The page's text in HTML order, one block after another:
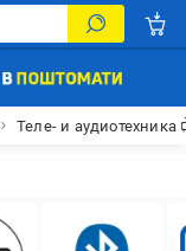
Теле- и аудиотехника